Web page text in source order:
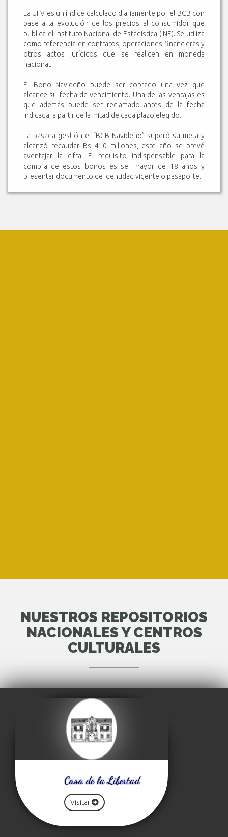
La UFV es un índice calculado diariamente por el BCB con
base a la evolución de los precios al consumidor que
publica el Instituto Nacional de Estadística (INE). Se utiliza
como referencia en contratos, operaciones financieras y
otros actos jurídicos que se realicen en moneda
nacional.
El Bono Navideño puede ser cobrado una vez que
alcance su fecha de vencimiento. Una de las ventajas es
que además puede ser reclamado antes de la fecha
indicada, a partir de la mitad de cada plazo elegido.
La pasada gestión el “BCB Navideño” superó su meta y
alcanzó recaudar Bs 410 millones, este año se prevé
aventajar la cifra. El requisito indispensable para la
compra de estos bonos es ser mayor de 18 años y
presentar documento de identidad vigente o pasaporte.
NUESTROS REPOSITORIOS
NACIONALES Y CENTROS
CULTURALES
Casa de la Libertad
Visitar